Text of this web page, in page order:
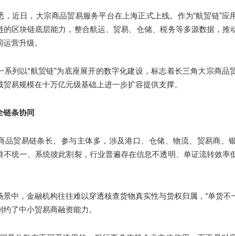
，近日，大宗商品贸易服务平台在上海正式上线。作为“航贸链”应
的区块链底层能力，整合航运、贸易、仓储、税务等多源数据，推
营升级。
系列以“航贸链”为底座展开的数字化建设，标志着长三角大宗商品
易规模在十万亿元级基础上进一步扩容提供支撑。
链条协同
品贸易链条长、参与主体多，涉及港口、仓储、物流、贸易商、
不统一、系统彼此割裂，行业普遍存在信息不透明、单证流转效率
中，金融机构往往难以穿透核查货物真实性与货权归属，“单货不
了中小贸易商融资能力。